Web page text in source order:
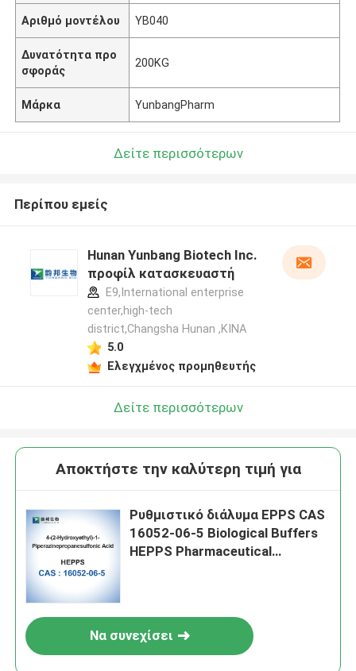
Αριθμό μοντέλου YB040
Δυνατότητα προ
σφοράς
200KG
Μάρκα YunbangPharm
Δείτε περισσότερων
Περίπου εμείς
Hunan Yunbang Biotech Inc.
προφίλ κατασκευαστή
E9,International enterprise
center,high-tech
district,Changsha Hunan ,ΚΙΝΑ
5.0
Ελεγχμένος προμηθευτής
Δείτε περισσότερων
Αποκτήστε την καλύτερη τιμή για
Ρυθμιστικό διάλυμα EPPS CAS
16052-06-5 Biological Buffers
HEPPS Pharmaceutical
Να συνεχίσει